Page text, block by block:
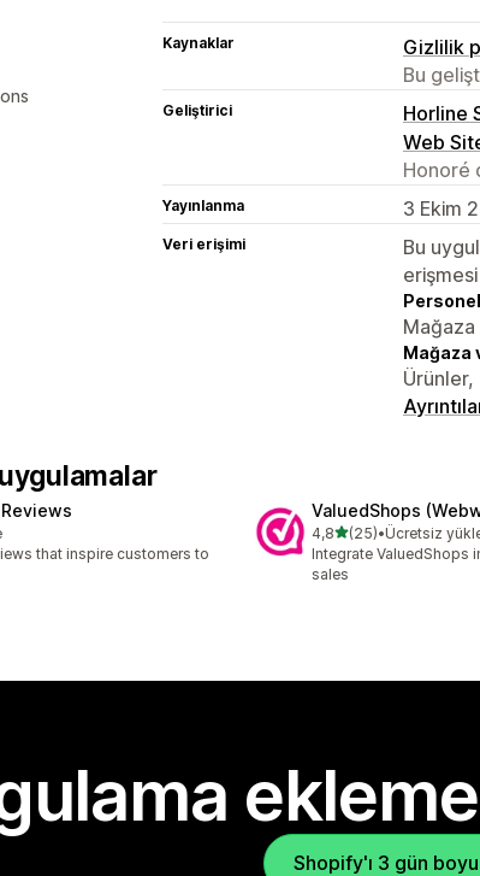
Kaynaklar
Gizlilik
Bu
Geliştirici
Horline
Web
Honoré
Yayınlanma 3 Ekim
Veri erişimi
Bu
Mağaza
Mağaza
Ürünler,
that inspire customers to
ValuedShops
4,85 yıldız üzerinden
(25)
toplam 25•Ücretsiz
Integrate ValuedShops
sales
Shopify'ı 3 gün